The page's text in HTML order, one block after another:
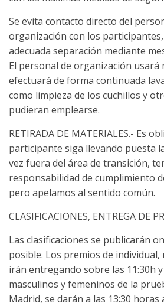
Se evita contacto directo del
organización con los
adecuada separación mediante
El personal de organización usará
efectuará de forma continuada
como limpieza de los cuchillos y
pudieran emplearse.
RETIRADA DE MATERIALES.- Es
participante siga llevando puesta
vez fuera del área de transición,
responsabilidad de cumplimiento
pero apelamos al sentido común.
CLASIFICACIONES, ENTREGA DE
Las clasificaciones se publicarán
posible. Los premios de individual,
irán entregando sobre las 11:30h
masculinos y femeninos de la
Madrid, se darán a las 13:30 horas